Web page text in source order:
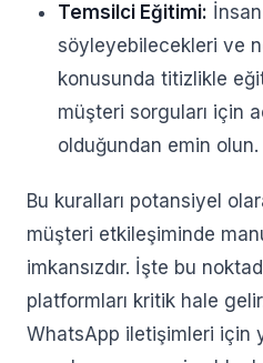
Temsilci Eğitimi:
söyleyebilecekleri ve
konusunda titizlikle
müşteri sorguları için
olduğundan emin olun.
Bu kuralları potansiyel
müşteri etkileşiminde
imkansızdır. İşte bu
platformları kritik hale
WhatsApp iletişimleri için